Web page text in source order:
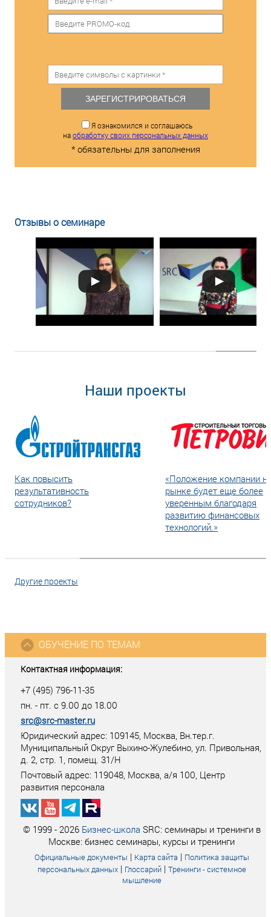
ЗАРЕГИСТРИРОВАТЬСЯ
Я ознакомился и соглашаюсь
наобработку своих персональных данных
* обязательны для заполнения
Отзывы о семинаре
Наши проекты
Как повысить
результативность
сотрудников?
«Положение компании
рынке будет еще более
уверенным благодаря
развитию финансовых
технологий.»
Другие проекты
Контактная информация:
+7 (495) 796-11-35
пн. - пт. с 9.00 до 18.00
src@src-master.ru
Юридический адрес: 109145, Москва, Вн.тер.г.
Муниципальный Округ Выхино-Жулебино, ул. Привольная,
д. 2, стр. 1, помещ. 31/Н
Почтовый адрес: 119048, Москва, а/я 100, Центр
развития персонала
ОБУЧЕНИЕ ПО ТЕМАМ
© 1999 - 2026 Бизнес-школа SRC: семинары и тренинги в
Москве: бизнес семинары, курсы и тренинги
Официальные документы | Карта сайта | Политика защиты
персональных данных| Глоссарий| Тренинги - системное
мышление